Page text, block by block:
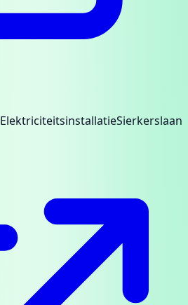
ElektriciteitsinstallatieSierkerslaan